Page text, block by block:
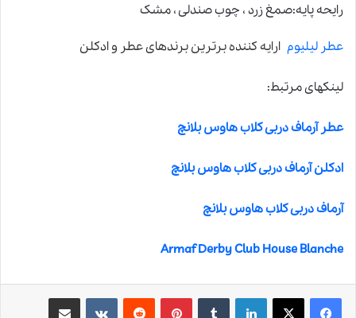
رایحه پایه:صمغ زرد ، چوب صندلی ، مشک
عطر لیلیوم ارایه کننده برترین برندهای عطر و ادکلن
لینکهای مرتبط:
عطر آرماف دربی کلاب هاوس بلانچ
ادکلن آرماف دربی کلاب هاوس بلانچ
آرماف دربی کلاب هاوس بلانچ
Armaf Derby Club House Blanche
لینکدین ‫تامبلر ‫پین‌ترست‫رددیت ‫VKontakteاشتراک گذاری از طریق ایمیل